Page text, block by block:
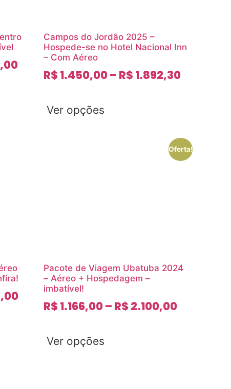
Campos do Jordão 2025 –
Hospede-se no Hotel Nacional Inn
– Com Aéreo
R$ 1.450,00– R$ 1.892,30
Ver opções
Oferta!
Pacote de Viagem Ubatuba 2024
– Aéreo + Hospedagem –
imbatível!
R$ 1.166,00– R$ 2.100,00
Ver opções